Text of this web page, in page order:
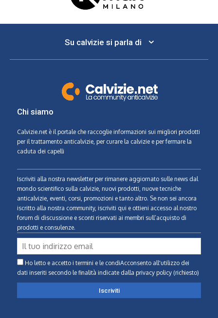
Su calvizie si parla di
Chi siamo
Calvizie.net è il portale che raccoglie informazioni sui migliori prodotti
per il trattamento anticalvizie, per curare la calvizie e per fermare la
caduta dei capelli
Iscriviti alla nostra newsletter per rimanere aggiornato sulle news dal
mondo scientifico sulla calvizie, nuovi prodotti, nuove tecniche
anticalvizie, eventi, corsi, promozioni e tanto altro. Se non sei ancora
iscritto alla nostra community, iscriviti qui e ottieni accesso al nostro
forum di discussione e sconti riservati ai membri sull’acquisto di
prodotti e consulenze.
Ho letto e accetto i termini e le condiAcconsento all'utilizzo dei
dati inseriti secondo le finalità indicate dalla privacy policy (richiesto)